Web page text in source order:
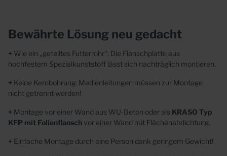
Bewährte Lösung neu gedacht
+ Wie ein „geteiltes Futterrohr“: Die Flanschplatte aus
hochfestem Spezialkunststoff lässt sich nachträglich montieren.
+ Keine Kernbohrung: Medienleitungen müssen zur Montage
nicht getrennt werden!
+ Montage vor einer Wand aus WU-Beton oder als KRASO Typ
KFP mit Folienflansch vor einer Wand mit Flächenabdichtung.
+ Einfache Montage durch eine Person dank geringem Gewicht!